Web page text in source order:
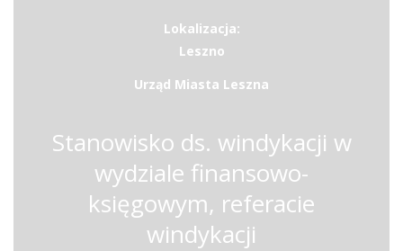
Lokalizacja:
Leszno
Urząd Miasta Leszna
Stanowisko ds. windykacji w
wydziale finansowo-
księgowym, referacie
windykacji